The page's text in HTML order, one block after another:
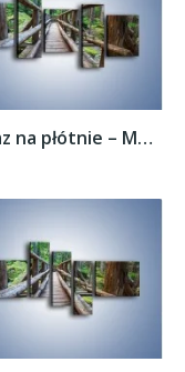
Obraz na płótnie – Mostek z drewnianych...